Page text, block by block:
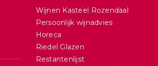
Wijnen Kasteel Rozendaal
Persoonlijk wijnadvies
Horeca
Riedel Glazen
Restantenlijst